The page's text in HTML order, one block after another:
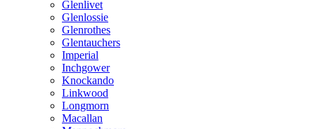
Glenlivet
Glenlossie
Glenrothes
Glentauchers
Imperial
Inchgower
Knockando
Linkwood
Longmorn
Macallan